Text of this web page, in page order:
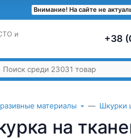
Внимание! На сайте не
и
+38
материалы Шкурки
на